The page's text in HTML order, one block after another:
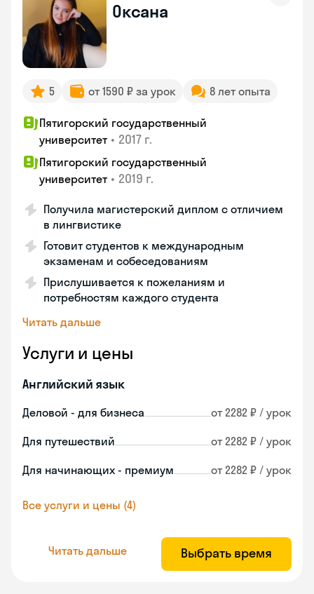
Оксана
5 от 1590 ₽ за урок 8 лет опыта
Пятигорский государственный
университет • 2017 г.
Пятигорский государственный
университет • 2019 г.
Получила магистерский диплом с отличием
в лингвистике
Готовит студентов к международным
экзаменам и собеседованиям
Прислушивается к пожеланиям и
потребностям каждого студента
Читать дальше
Услуги и цены
Английский язык
Деловой - для бизнеса от 2282 ₽ / урок
Для путешествий от 2282 ₽ / урок
Для начинающих - премиум от 2282 ₽ / урок
Все услуги и цены (4)
Читать дальше Выбрать время